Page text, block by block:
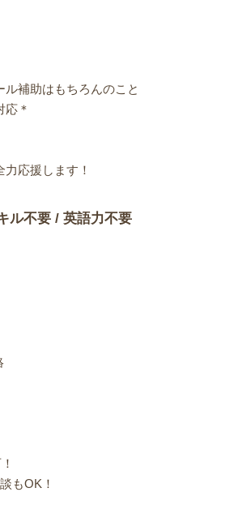
補助はもちろんのこと
応＊
応援します！
ル不要 / 英語力不要
もOK！